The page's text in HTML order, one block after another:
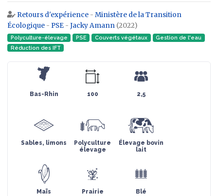
Aller à :navigation,rechercher
Retours d'expérience - Ministère de la Transition
Écologique - PSE - Jacky Amann (2022)
Polyculture-élevage PSE Couverts végétaux
Gestion de l'eau
Réduction des IFT
Bas-Rhin 100 2,5
Sables, limons
Polyculture
élevage
Élevage bovin
lait
Maïs Prairie Blé